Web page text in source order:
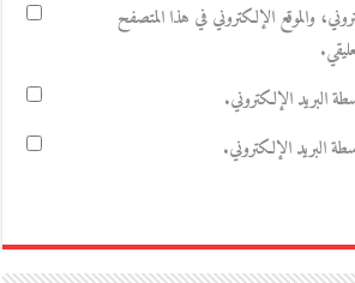
والموقع الإلكتروني في هذا المتصفح
البريد الإلكتروني.
البريد الإلكتروني.